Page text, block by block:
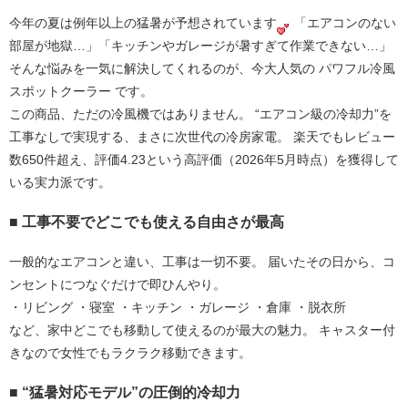
今年の夏は例年以上の猛暑が予想されています
「エアコンのない
部屋が地獄…」「キッチンやガレージが暑すぎて作業できない…」
そんな悩みを一気に解決してくれるのが、今大人気の パワフル冷風
スポットクーラー です。
この商品、ただの冷風機ではありません。 “エアコン級の冷却力”を
工事なしで実現する、まさに次世代の冷房家電。
楽天でもレビュー
数650件超え、評価4.23という高評価（2026年5月時点）を獲得して
いる実力派です。
■ 工事不要でどこでも使える自由さが最高
一般的なエアコンと違い、工事は一切不要。 届いたその日から、コ
ンセントにつなぐだけで即ひんやり。
・リビング ・寝室 ・キッチン ・ガレージ ・倉庫 ・脱衣所
など、家中どこでも移動して使えるのが最大の魅力。 キャスター付
きなので女性でもラクラク移動できます。
■ “猛暑対応モデル”の圧倒的冷却力